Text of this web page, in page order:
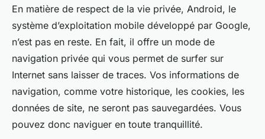
En matière de respect de la vie privée, Android, le
système d’exploitation mobile développé par Google,
n’est pas en reste. En fait, il offre un mode de
navigation privée qui vous permet de surfer sur
Internet sans laisser de traces. Vos informations de
navigation, comme votre historique, les cookies, les
données de site, ne seront pas sauvegardées. Vous
pouvez donc naviguer en toute tranquillité.